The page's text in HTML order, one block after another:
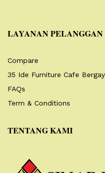
LAYANAN PELANGGAN
Compare
35 Ide Furniture Cafe
FAQs
Term & Conditions
TENTANG KAMI